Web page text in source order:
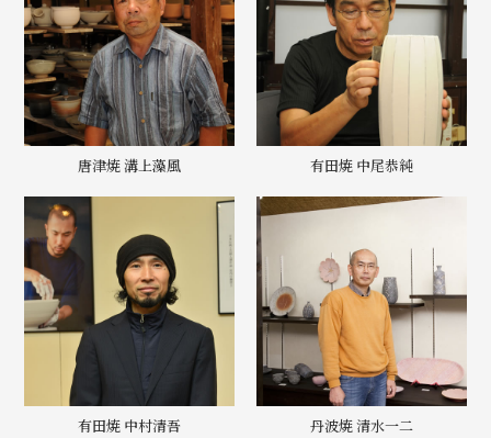
唐津焼 溝上藻風 有田焼 中尾恭純
有田焼 中村清吾 丹波焼 清水一二